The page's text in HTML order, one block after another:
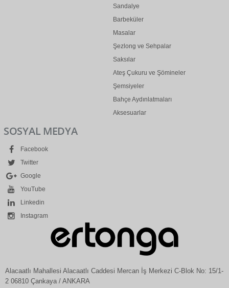
Sandalye
Barbeküler
Masalar
Şezlong ve Sehpalar
Saksılar
Ateş Çukuru ve Şömineler
Şemsiyeler
Bahçe Aydınlatmaları
Aksesuarlar
SOSYAL MEDYA
Facebook
Twitter
Google
YouTube
Linkedin
Instagram
Alacaatlı Mahallesi Alacaatlı Caddesi Mercan İş Merkezi C-Blok No: 15/1-
2 06810 Çankaya / ANKARA